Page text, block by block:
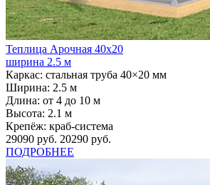
Теплица Арочная 40х20
ширина 2.5 м
Каркас: стальная труба 40×20 мм
Ширина: 2.5 м
Длина: от 4 до 10 м
Высота: 2.1 м
Крепёж: краб-система
29090 руб. 20290 руб.
ПОДРОБНЕЕ